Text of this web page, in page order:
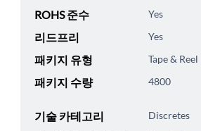
ROHS 준수 Yes
리드프리 Yes
패키지 유형 Tape & Reel
패키지 수량 4800
기술 카테고리 Discretes